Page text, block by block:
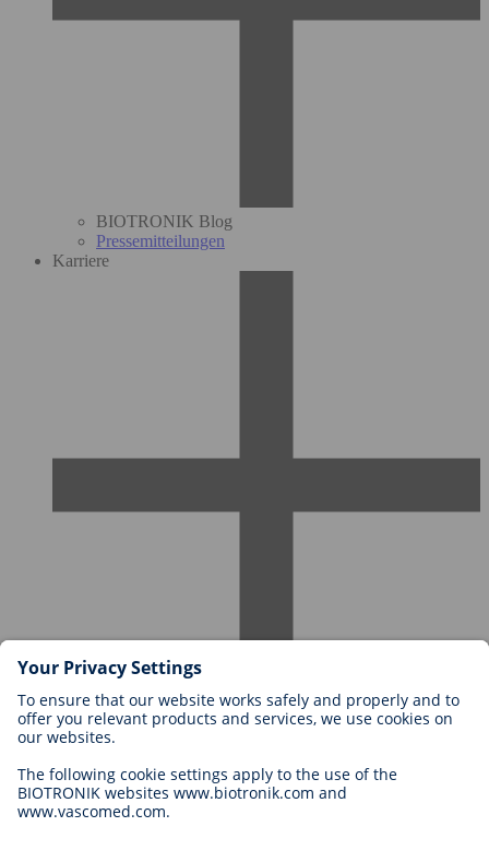
BIOTRONIK Blog
Pressemitteilungen
Karriere
Karriere bei BIOTRONIK
Einstieg
Bewerbung
Karrierechancen